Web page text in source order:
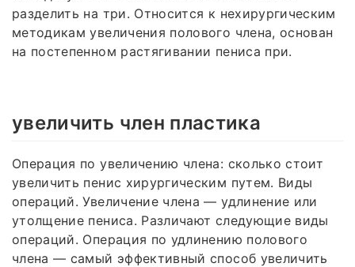
разделить на три. Относится к нехирургическим
методикам увеличения полового члена, основан
на постепенном растягивании пениса при.
увеличить член пластика
Операция по увеличению члена: сколько стоит
увеличить пенис хирургическим путем. Виды
операций. Увеличение члена — удлинение или
утолщение пениса. Различают следующие виды
операций. Операция по удлинению полового
члена — самый эффективный способ увеличить